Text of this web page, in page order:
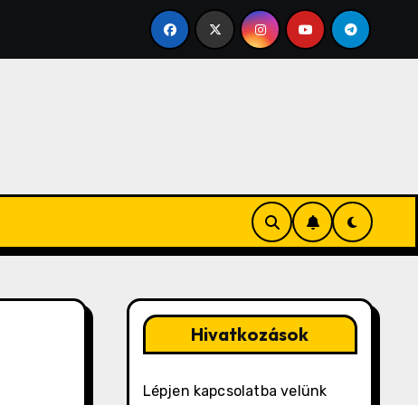
PMS Hangulat: Érzelmi Tisztánlátás, Önismeret,
Hivatkozások
Lépjen kapcsolatba velünk